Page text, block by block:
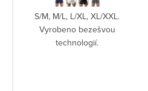
S/M, M/L, L/XL, XL/XXL.
Vyrobeno bezešvou
technologií.